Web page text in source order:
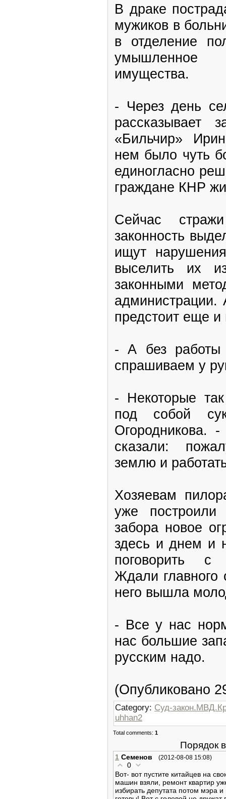
В драке
мужиков в
в отделение
умышленное
имущества.
- Через день
рассказывает
«Бильчир»
нем было чуть
единогласно
граждане КНР
Сейчас
законность
ищут
выселить их
законными
администрации.
предстоит еще и
- А без работы
спрашиваем у
- Некоторые
под собой
сказали:
землю и
Хозяевам
уже
забора новое
здесь и днем и
поговорить с
Ждали главного
него вышла
- Все у нас
нас большие
русским надо.
(Опубликовано
Category: Суд-
uhhan2
Total comments: 1
Порядок
1 Семенов (2012-08-08 15:08)
0
Вот- вот пустите китайцев на
машин взяли, ремонт квартир
избирать депутата потом мэра